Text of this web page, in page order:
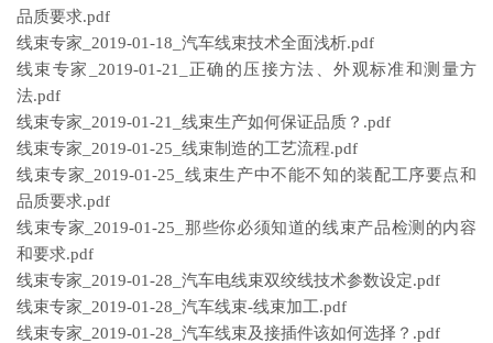
品质要求.pdf
线束专家_2019-01-18_汽车线束技术全面浅析.pdf
线束专家_2019-01-21_正确的压接方法、外观标准和测量方
法.pdf
线束专家_2019-01-21_线束生产如何保证品质？.pdf
线束专家_2019-01-25_线束制造的工艺流程.pdf
线束专家_2019-01-25_线束生产中不能不知的装配工序要点和
品质要求.pdf
线束专家_2019-01-25_那些你必须知道的线束产品检测的内容
和要求.pdf
线束专家_2019-01-28_汽车电线束双绞线技术参数设定.pdf
线束专家_2019-01-28_汽车线束-线束加工.pdf
线束专家_2019-01-28_汽车线束及接插件该如何选择？.pdf